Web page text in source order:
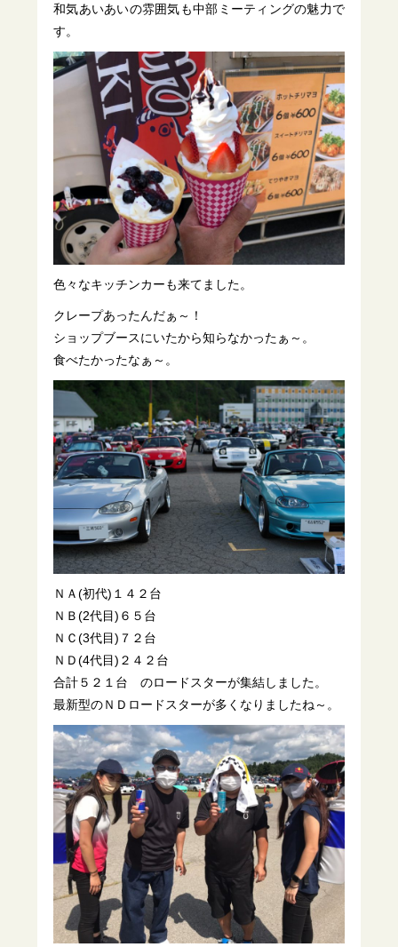
和気あいあいの雰囲気も中部ミーティングの魅力で
す。
色々なキッチンカーも来てました。
クレープあったんだぁ～！
ショップブースにいたから知らなかったぁ～。
食べたかったなぁ～。
ＮＡ(初代)１４２台
ＮＢ(2代目)６５台
ＮＣ(3代目)７２台
ＮＤ(4代目)２４２台
合計５２１台 のロードスターが集結しました。
最新型のＮＤロードスターが多くなりましたね～。